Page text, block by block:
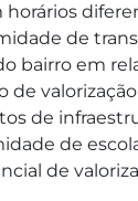
horários
de
bairro em
de
de
de
de